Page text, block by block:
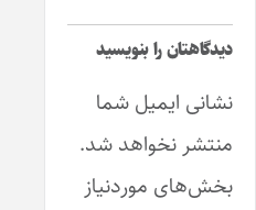
دیدگاهتان را بنویسید
نشانی ایمیل شما
منتشر نخواهد شد.
بخش‌های موردنیاز